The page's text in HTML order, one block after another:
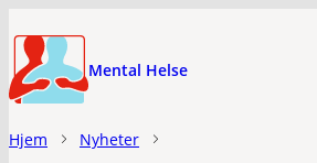
til
hovedinnhold
Mental Helse
Hjem Nyheter